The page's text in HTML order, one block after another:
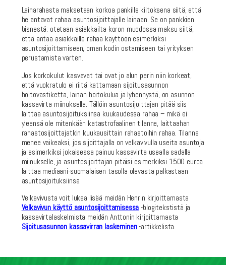
Lainarahasta maksetaan korkoa pankille kiitoksena siitä, että
he antavat rahaa asuntosijoittajalle lainaan. Se on pankkien
bisnestä: otetaan asiakkailta koron muodossa maksu siitä,
että antaa asiakkaille rahaa käyttöön esimerkiksi
asuntosijoittamiseen, oman kodin ostamiseen tai yrityksen
perustamista varten.
Jos korkokulut kasvavat tai ovat jo alun perin niin korkeat,
että vuokratulo ei riitä kattamaan sijoitusasunnon
hoitovastiketta, lainan hoitokulua ja lyhennystä, on asunnon
kassavirta miinuksella. Tällöin asuntosijoittajan pitää siis
laittaa asuntosijoituksiinsa kuukaudessa rahaa – mikä ei
yleensä ole mitenkään katastrofaalinen tilanne, laittaahan
rahastosijoittajatkin kuukausittain rahastoihin rahaa. Tilanne
menee vaikeaksi, jos sijoittajalla on velkavivulla useita asuntoja
ja esimerkiksi jokaisessa painuu kassavirta usealla sadalla
miinukselle, ja asuntosijoittajan pitäisi esimerkiksi 1500 euroa
laittaa mediaani-suomalaisen tasolla olevasta palkastaan
asuntosijoituksiinsa.
Velkavivusta voit lukea lisää meidän Henrin kirjoittamasta
Velkavivun käyttö asuntosijoittamisessa -blogitekstistä ja
kassavirtalaskelmista meidän Anttonin kirjoittamasta
Sijoitusasunnon kassavirran laskeminen-artikkelista.